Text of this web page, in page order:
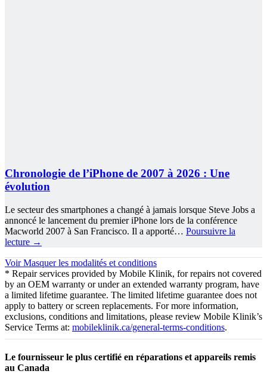
Chronologie de l’iPhone de 2007 à 2026 : Une
évolution
Le secteur des smartphones a changé à jamais lorsque Steve Jobs a
annoncé le lancement du premier iPhone lors de la conférence
Macworld 2007 à San Francisco. Il a apporté… Poursuivre la
lecture →
Voir Masquerles modalités et conditions
* Repair services provided by Mobile Klinik, for repairs not covered
by an OEM warranty or under an extended warranty program, have
a limited lifetime guarantee. The limited lifetime guarantee does not
apply to battery or screen replacements. For more information,
exclusions, conditions and limitations, please review Mobile Klinik’s
Service Terms at: mobileklinik.ca/general-terms-conditions.
Le fournisseur le plus certifié en réparations et appareils remis
au Canada